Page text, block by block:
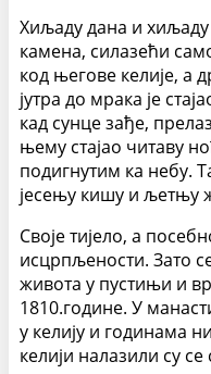
Хиљаду дана и хиљаду
камена, силазећи
код његове келије, а
јутра до мрака је
кад сунце зађе,
њему стајао читаву
подигнутим ка небу.
јесењу кишу и љетњу
Своје тијело, а
исцрпљености. Зато
живота у пустињи и
1810.године. У
у келију и годинама
келији налазили су